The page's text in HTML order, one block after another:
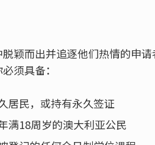
颖而出并追逐他们热情的申请
须具备：
居民，或持有永久签证
满18周岁的澳大利亚公民